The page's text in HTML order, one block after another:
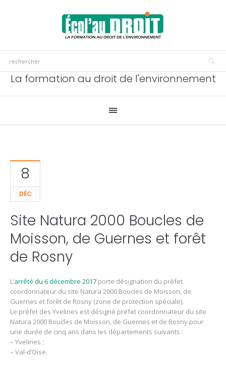
La formation au droit de l'environnement
8
DÉC
Site Natura 2000 Boucles de
Moisson, de Guernes et forêt
de Rosny
L’arrêté du 6 décembre 2017 porte désignation du préfet
coordonnateur du site Natura 2000 Boucles de Moisson, de
Guernes et forêt de Rosny (zone de protection spéciale).
Le préfet des Yvelines est désigné préfet coordonnateur du site
Natura 2000 Boucles de Moisson, de Guernes et de Rosny pour
une durée de cinq ans dans les départements suivants :
– Yvelines ;
– Val-d’Oise.